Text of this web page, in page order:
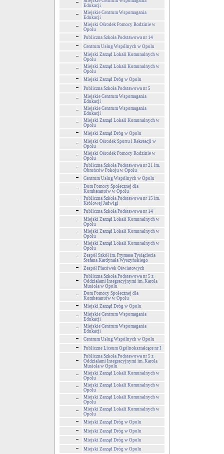
Edukacji
Miejskie Centrum Wspomagania
Edukacji
Miejski Ośrodek Pomocy Rodzinie w
Opolu
Publiczna Szkoła Podstawowa nr 14
Centrum Usług Wspólnych w Opolu
Miejski Zarząd Lokali Komunalnych w
Opolu
Miejski Zarząd Lokali Komunalnych w
Opolu
Miejski Zarząd Dróg w Opolu
Publiczna Szkoła Podstawowa nr 5
Miejskie Centrum Wspomagania
Edukacji
Miejskie Centrum Wspomagania
Edukacji
Miejski Zarząd Lokali Komunalnych w
Opolu
Miejski Zarząd Dróg w Opolu
Miejski Ośrodek Sportu i Rekreacji w
Opolu
Miejski Ośrodek Pomocy Rodzinie w
Opolu
Publiczna Szkoła Podstawowa nr 21 im.
Obrońców Pokoju w Opolu
Centrum Usług Wspólnych w Opolu
Dom Pomocy Społecznej dla
Kombatantów w Opolu
Publiczna Szkoła Podstawowa nr 15 im.
Królowej Jadwigi
Publiczna Szkoła Podstawowa nr 14
Miejski Zarząd Lokali Komunalnych w
Opolu
Miejski Zarząd Lokali Komunalnych w
Opolu
Miejski Zarząd Lokali Komunalnych w
Opolu
Zespół Szkół im. Prymasa Tysiąclecia
Stefana Kardynała Wyszyńskiego
Zespół Placówek Oświatowych
Publiczna Szkoła Podstawowa nr 5 z
Oddziałami Integracyjnymi im. Karola
Musioła w Opolu
Dom Pomocy Społecznej dla
Kombatantów w Opolu
Miejski Zarząd Dróg w Opolu
Miejskie Centrum Wspomagania
Edukacji
Miejskie Centrum Wspomagania
Edukacji
Centrum Usług Wspólnych w Opolu
Publiczne Liceum Ogólnokształcące nr I
Publiczna Szkoła Podstawowa nr 5 z
Oddziałami Integracyjnymi im. Karola
Musioła w Opolu
Miejski Zarząd Lokali Komunalnych w
Opolu
Miejski Zarząd Lokali Komunalnych w
Opolu
Miejski Zarząd Lokali Komunalnych w
Opolu
Miejski Zarząd Lokali Komunalnych w
Opolu
Miejski Zarząd Dróg w Opolu
Miejski Zarząd Dróg w Opolu
Miejski Zarząd Dróg w Opolu
Miejski Zarząd Dróg w Opolu